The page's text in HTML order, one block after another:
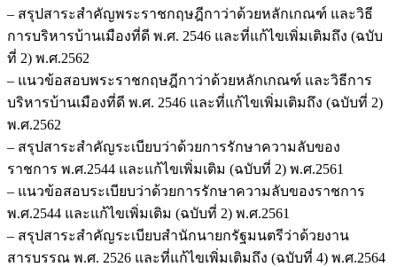
– สรุปสาระสำคัญพระราชกฤษฎีกาว่าด้วยหลักเกณฑ์ และวิธี
การบริหารบ้านเมืองที่ดี พ.ศ. 2546 และที่แก้ไขเพิ่มเติมถึง (ฉบับ
ที่ 2) พ.ศ.2562
– แนวข้อสอบพระราชกฤษฎีกาว่าด้วยหลักเกณฑ์ และวิธีการ
บริหารบ้านเมืองที่ดี พ.ศ. 2546 และที่แก้ไขเพิ่มเติมถึง (ฉบับที่ 2)
พ.ศ.2562
– สรุปสาระสำคัญระเบียบว่าด้วยการรักษาความลับของ
ราชการ พ.ศ.2544 และแก้ไขเพิ่มเติม (ฉบับที่ 2) พ.ศ.2561
– แนวข้อสอบระเบียบว่าด้วยการรักษาความลับของราชการ
พ.ศ.2544 และแก้ไขเพิ่มเติม (ฉบับที่ 2) พ.ศ.2561
– สรุปสาระสำคัญระเบียบสำนักนายกรัฐมนตรีว่าด้วยงาน
สารบรรณ พ.ศ. 2526 และที่แก้ไขเพิ่มเติมถึง (ฉบับที่ 4) พ.ศ.2564